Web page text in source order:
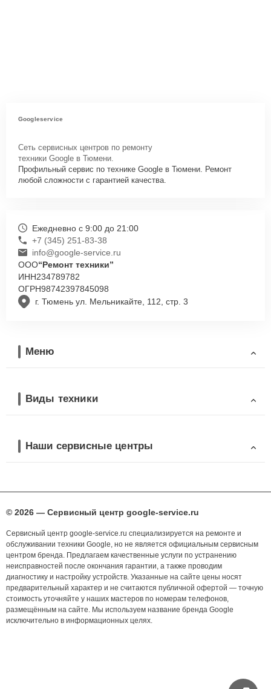
Googleservice
Сеть сервисных центров по ремонту
техники Google в Тюмени.
Профильный сервис по технике Google в Тюмени. Ремонт
любой сложности с гарантией качества.
г. Тюмень ул. Мельникайте, 112, стр. 3
Ежедневно с 9:00 до 21:00
+7 (345) 251-83-38
info@google-service.ru
ООО“Ремонт техники”
ИНН234789782
ОГРН98742397845098
Меню
Виды техники
Наши сервисные центры
© 2026 — Сервисный центр google-service.ru
Сервисный центр google-service.ru специализируется на ремонте и
обслуживании техники Google, но не является официальным сервисным
центром бренда. Предлагаем качественные услуги по устранению
неисправностей после окончания гарантии, а также проводим
диагностику и настройку устройств. Указанные на сайте цены носят
предварительный характер и не считаются публичной офертой — точную
стоимость уточняйте у наших мастеров по номерам телефонов,
размещённым на сайте. Мы используем название бренда Google
исключительно в информационных целях.